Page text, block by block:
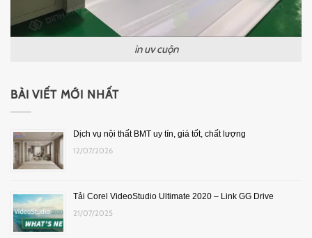
in uv cuộn
BÀI VIẾT MỚI NHẤT
Dịch vụ nội thất BMT uy tín, giá tốt, chất lượng
12/07/2026
Tải Corel VideoStudio Ultimate 2020 – Link GG Drive
21/07/2025